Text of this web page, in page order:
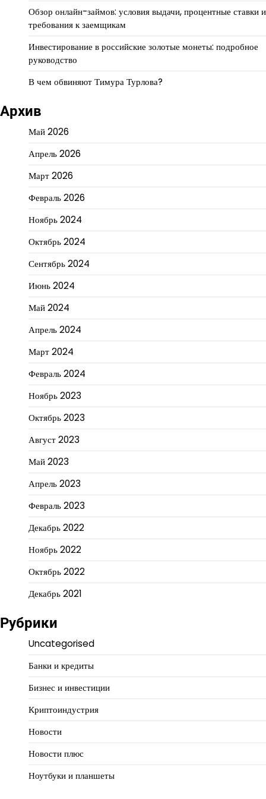
Обзор онлайн-займов: условия выдачи, процентные ставки и
требования к заемщикам
Инвестирование в российские золотые монеты: подробное
руководство
В чем обвиняют Тимура Турлова?
Архив
Май 2026
Апрель 2026
Март 2026
Февраль 2026
Ноябрь 2024
Октябрь 2024
Сентябрь 2024
Июнь 2024
Май 2024
Апрель 2024
Март 2024
Февраль 2024
Ноябрь 2023
Октябрь 2023
Август 2023
Май 2023
Апрель 2023
Февраль 2023
Декабрь 2022
Ноябрь 2022
Октябрь 2022
Декабрь 2021
Рубрики
Uncategorised
Банки и кредиты
Бизнес и инвестиции
Криптоиндустрия
Новости
Новости плюс
Ноутбуки и планшеты